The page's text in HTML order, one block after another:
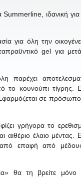
Summerline, ιδανική
για όλη την
gel για
παρέχει
κουνούπι τίγρης.
σε
γρήγορα το
έλαιο μέντας.
επαφή από
θα τη βρείτε μόνο